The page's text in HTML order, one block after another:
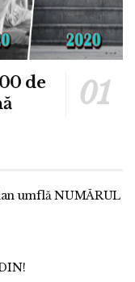
de
umflă NUMĂRUL